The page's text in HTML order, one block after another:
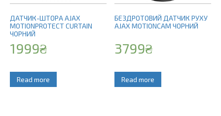
ДАТЧИК-ШТОРА AJAX
MOTIONPROTECT CURTAIN
ЧОРНИЙ
1999₴
Read more
БЕЗДРОТОВИЙ ДАТЧИК РУХУ
AJAX MOTIONCAM ЧОРНИЙ
3799₴
Read more